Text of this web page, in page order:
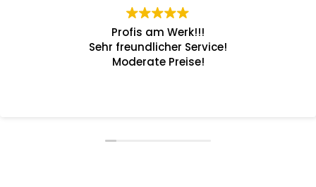
Profis am Werk!!!
Sehr freundlicher Service!
Moderate Preise!